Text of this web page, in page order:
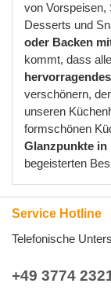
von Vorspeisen,
Desserts und
oder Backen
kommt, dass
verschönern,
unseren
formschönen
Glanzpunkte in
begeisterten
Service Hotline
Telefonische
+49 3774